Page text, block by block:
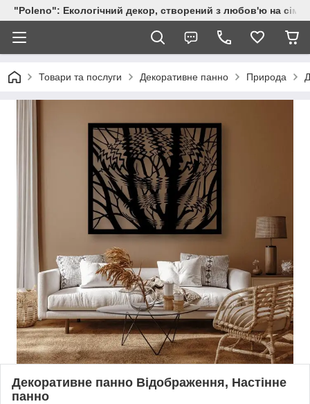
"Poleno": Екологічний декор, створений з любов'ю на
Товари та послуги Декоративне панно Природа
Декоративне панно Відображення, Настінне
панно